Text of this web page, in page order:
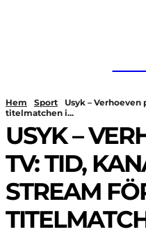
Hem Sport
Usyk –
titelmatchen i...
USYK –
TV: TID,
STREAM